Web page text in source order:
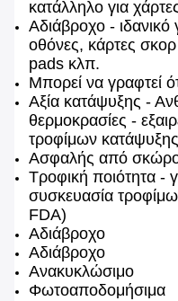
κατάλληλο για
Αδιάβροχο - ιδανικό
οθόνες, κάρτες
pads κλπ.
Μπορεί να γραφτεί
Αξία κατάψυξης -
θερμοκρασίες -
τροφίμων
Ασφαλής από
Τροφική ποιότητα -
συσκευασία
FDA)
Αδιάβροχο
Αδιάβροχο
Ανακυκλώσιμο
Φωτοαποδομήσιμα